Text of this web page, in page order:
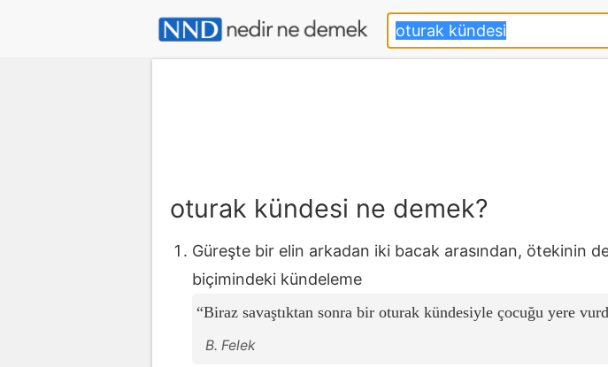
oturak kündesi ne demek?
Güreşte bir elin arkadan iki bacak arasından, ötekinin
biçimindeki kündeleme
Biraz savaştıktan sonra bir oturak kündesiyle çocuğu yere
B. Felek